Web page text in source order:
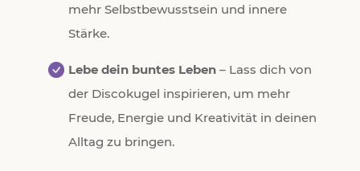
mehr Selbstbewusstsein und innere
Stärke.
Lebe dein buntes Leben– Lass dich von
der Discokugel inspirieren, um mehr
Freude, Energie und Kreativität in deinen
Alltag zu bringen.